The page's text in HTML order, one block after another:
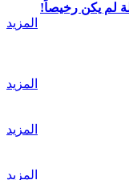
لم يكن رخيصاً!
المزيد
المزيد
المزيد
المزيد